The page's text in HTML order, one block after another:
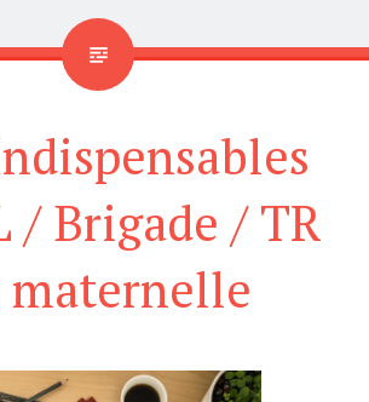
/ Brigade / TR
maternelle